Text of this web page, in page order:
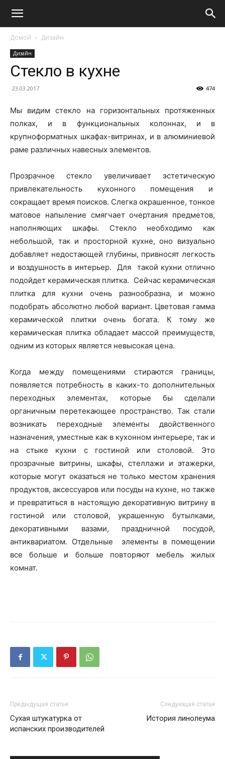
Домой Дизайн
Дизайн
Стекло в кухне
23.03.2017 474
Мы видим стекло на горизонтальных протяженных
полках, и в функциональных колоннах, и в
крупноформатных шкафах-витринах, и в алюминиевой
раме различных навесных элементов.
Прозрачное стекло увеличивает эстетическую
привлекательность кухонного помещения и
сокращает время поисков. Слегка окрашенное, тонкое
матовое напыление смягчает очертания предметов,
наполняющих шкафы. Стекло необходимо как
небольшой, так и просторной кухне, оно визуально
добавляет недостающей глубины, привносят легкость
и воздушность в интерьер. Для такой кухни отлично
подойдет керамическая плитка. Сейчас керамическая
плитка для кухни очень разнообразна, и можно
подобрать абсолютно любой вариант. Цветовая гамма
керамической плитки очень богата. К тому же
керамическая плитка обладает массой преимуществ,
одним из которых является невысокая цена.
Когда между помещениями стираются границы,
появляется потребность в каких-то дополнительных
переходных элементах, которые бы сделали
органичным перетекающее пространство. Так стали
возникать переходные элементы двойственного
назначения, уместные как в кухонном интерьере, так и
на стыке кухни с гостиной или столовой. Это
прозрачные витрины, шкафы, стеллажи и этажерки,
которые могут оказаться не только местом хранения
продуктов, аксессуаров или посуды на кухне, но также
и превратиться в настоящую декоративную витрину в
гостиной или столовой, украшенную бутылками,
декоративными вазами, праздничной посудой,
антиквариатом. Отдельные элементы в помещении
все больше и больше повторяют мебель жилых
комнат.
Предыдущая статья
Сухая штукатурка от
испанских производителей
Следующая статья
История линолеума